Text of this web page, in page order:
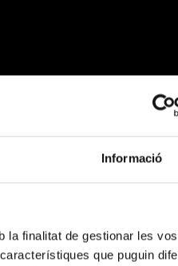
Informació
la finalitat de gestionar les
que puguin